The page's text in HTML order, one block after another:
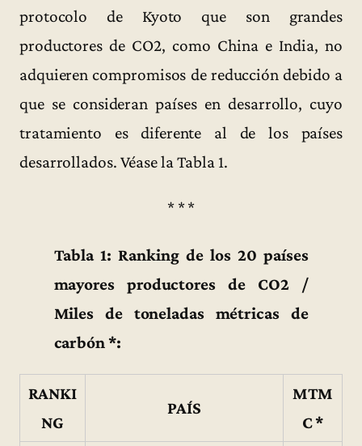
protocolo de Kyoto que son grandes
productores de CO2, como China e India, no
adquieren compromisos de reducción debido a
que se consideran países en desarrollo, cuyo
tratamiento es diferente al de los países
desarrollados. Véase la Tabla 1.
* * *
Tabla 1: Ranking de los 20 países
mayores productores de CO2 /
Miles de toneladas métricas de
carbón *:
RANKI
NG
PAÍS
MTM
C *